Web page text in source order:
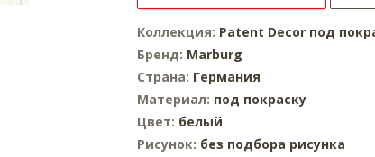
Коллекция: Patent Decor под
Бренд: Marburg
Страна: Германия
Материал: под покраску
Цвет: белый
Рисунок: без подбора рисунка